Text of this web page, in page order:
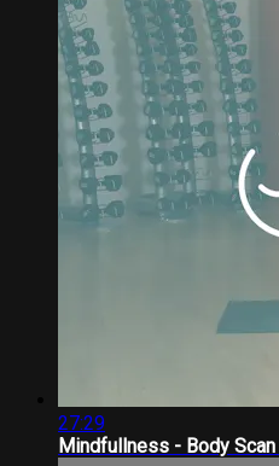
27:29
Mindfullness - Body